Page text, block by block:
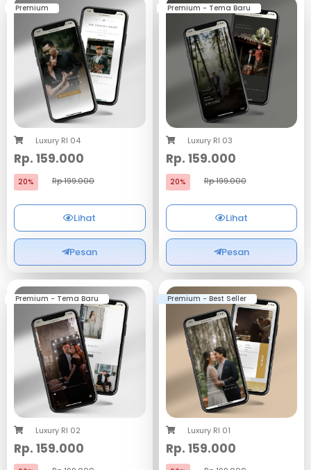
Luxury RI 04
Rp. 159.000
20% Rp 199.000
Premium
Lihat
Pesan
Luxury RI 03
Rp. 159.000
20% Rp 199.000
Premium - Tema Baru
Lihat
Pesan
Luxury RI 02
Rp. 159.000
Premium - Tema Baru
Luxury RI 01
Rp. 159.000
Premium - Best Seller